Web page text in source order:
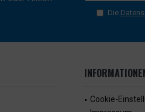
Die
Cookie-